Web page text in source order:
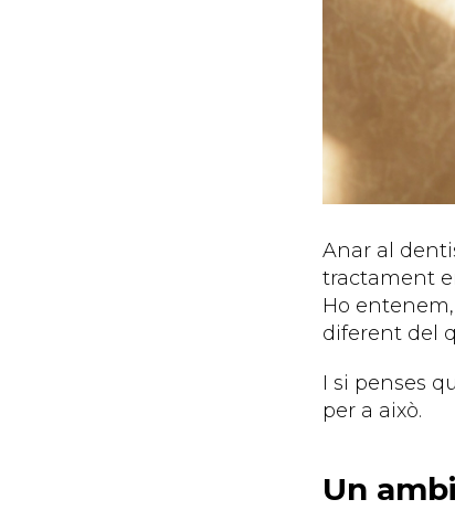
Anar al
tractament
Ho
diferent del
I si penses
per a això.
Un